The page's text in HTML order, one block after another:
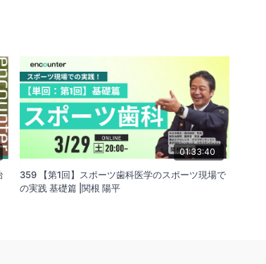
りますか？ ③口を開ける時に下顎が曲がって空
ると、顎関節（症）、機能異常を起こしている
のは海外の書籍からでした。
価する際は顎関節、胸椎、肩関節も関連部位と
Magee,2008）と記載され勉強を開始しました。
疾患の評価や治療効果が飛躍的に上がりまし
01:33:40
359 【第1回】スポーツ歯科医学のスポーツ現場で
の実践 基礎篇 |関根 陽平